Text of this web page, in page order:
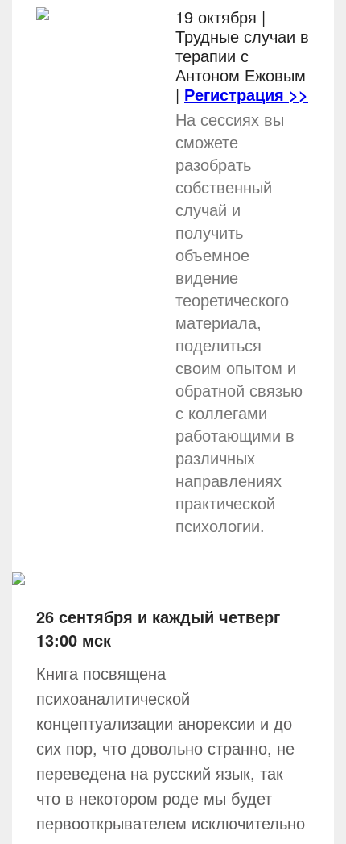
19 октября |
Трудные случаи в
терапии с
Антоном Ежовым
| Регистрация >>
На сессиях вы
сможете
разобрать
собственный
случай и
получить
объемное
видение
теоретического
материала,
поделиться
своим опытом и
обратной связью
с коллегами
работающими в
различных
направлениях
практической
психологии.
26 сентября и каждый четверг
13:00 мск
Книга посвящена
психоаналитической
концептуализации анорексии и до
сих пор, что довольно странно, не
переведена на русский язык, так
что в некотором роде мы будет
первооткрывателем исключительно